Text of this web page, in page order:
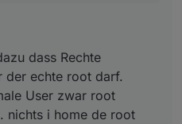
dass Rechte
der echte root darf.
User zwar root
nichts i home de root